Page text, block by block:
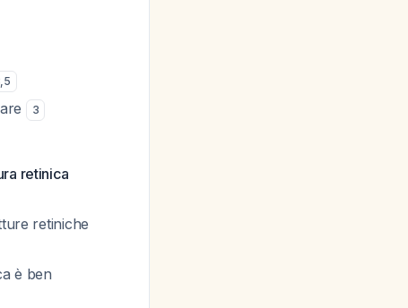
,5
3
retinica
retiniche
è ben